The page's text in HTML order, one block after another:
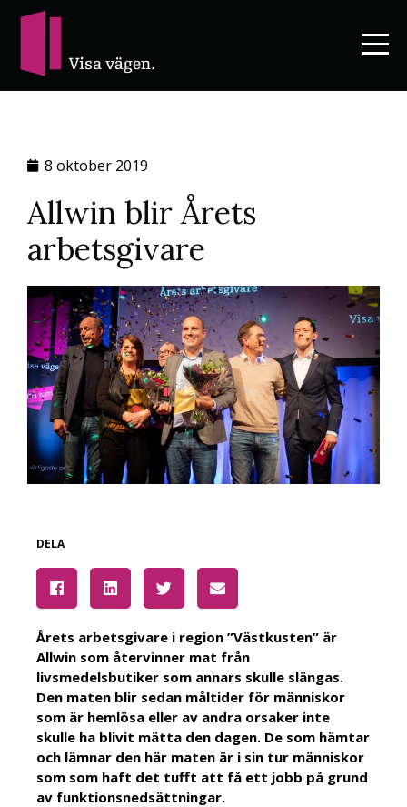
8 oktober 2019
Allwin blir Årets
arbetsgivare
DELA
Årets arbetsgivare i region ”Västkusten” är
Allwin som återvinner mat från
livsmedelsbutiker som annars skulle slängas.
Den maten blir sedan måltider för människor
som är hemlösa eller av andra orsaker inte
skulle ha blivit mätta den dagen. De som hämtar
och lämnar den här maten är i sin tur människor
som som haft det tufft att få ett jobb på grund
av funktionsnedsättningar.